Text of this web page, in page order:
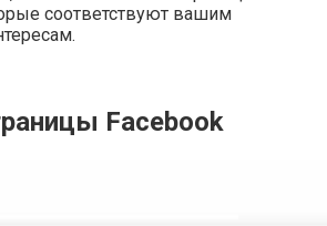
соответствуют вашим
Facebook